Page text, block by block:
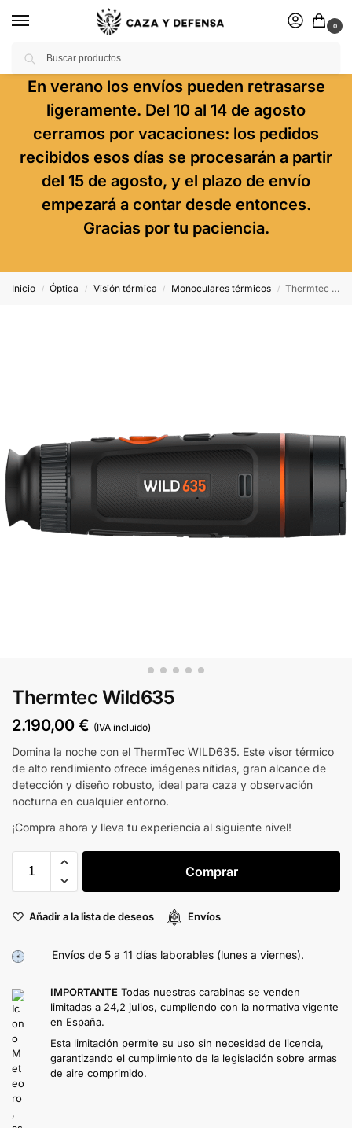
0
En verano los envíos pueden retrasarse
ligeramente. Del 10 al 14 de agosto
cerramos por vacaciones: los pedidos
recibidos esos días se procesarán a partir
del 15 de agosto, y el plazo de envío
empezará a contar desde entonces.
Gracias por tu paciencia.
Inicio / Óptica / Visión térmica / Monoculares térmicos / Thermtec Wild635
Thermtec Wild635
2.190,00 € (IVA incluido)
Domina la noche con el ThermTec WILD635. Este visor térmico
de alto rendimiento ofrece imágenes nítidas, gran alcance de
detección y diseño robusto, ideal para caza y observación
nocturna en cualquier entorno.
¡Compra ahora y lleva tu experiencia al siguiente nivel!
Comprar
Añadir a la lista de deseos Envíos
Envíos de 5 a 11 días laborables (lunes a viernes).
IMPORTANTE Todas nuestras carabinas se venden
limitadas a 24,2 julios, cumpliendo con la normativa vigente
en España.
Esta limitación permite su uso sin necesidad de licencia,
garantizando el cumplimiento de la legislación sobre armas
de aire comprimido.